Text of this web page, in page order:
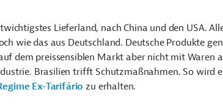
Lieferland, nach China und den USA.
wie das aus Deutschland. Deutsche Produkte
dem preissensiblen Markt aber nicht mit Waren
Brasilien trifft Schutzmaßnahmen. So wird
Ex-Tarifário zu erhalten.